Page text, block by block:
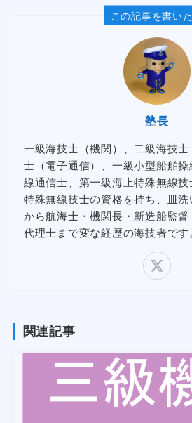
この記事を書い
塾長
一級海技士（機関）、二級海技
士（電子通信）、一級小型船舶
線通信士、第一級海上特殊無線
特殊無線技士の資格を持ち、皿洗
から航海士・機関長・新造船監
代理士まで変な経歴の海技者です
関連記事